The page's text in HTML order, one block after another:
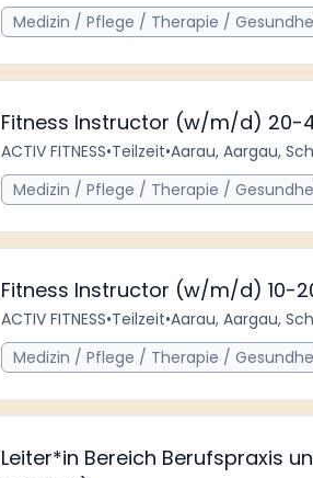
Medizin / Pflege / Therapie /
Fitness Instructor (w/m/d) 20-
ACTIV FITNESS•Teilzeit•Aarau, Aargau,
Medizin / Pflege / Therapie /
Fitness Instructor (w/m/d) 10-
ACTIV FITNESS•Teilzeit•Aarau, Aargau,
Medizin / Pflege / Therapie /
Leiter*in Bereich Berufspraxis